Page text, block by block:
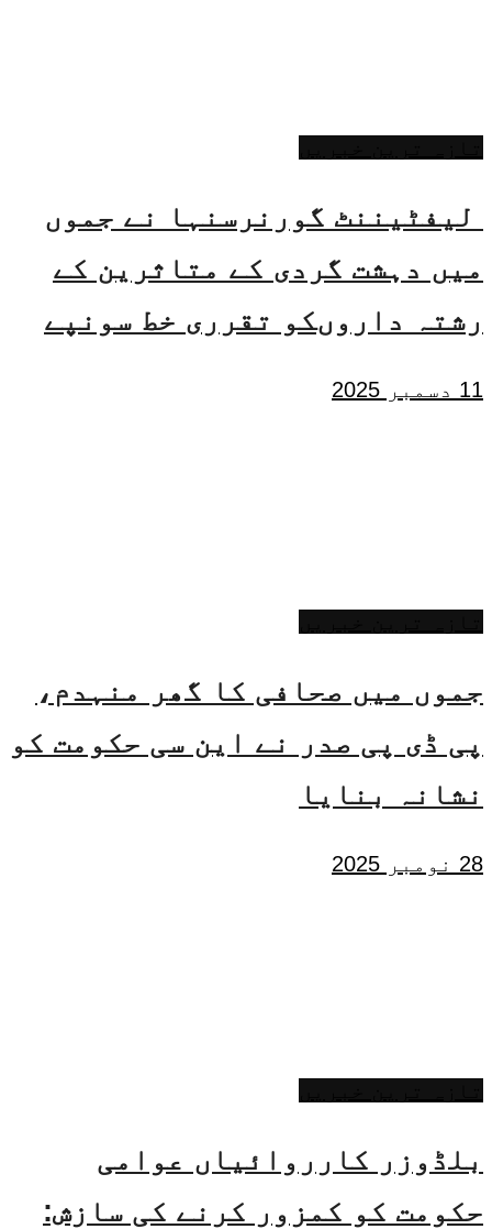
لیفٹیننٹ گورنرسنہا نے جموں
میں دہشت گردی کے متاثرین کے
رشتہ داروںکو تقرری خط سونپے
11 دسمبر 2025
جموں میں صحافی کا گھر منہدم،
پی ڈی پی صدر نے این سی حکومت کو
نشانہ بنایا
28 نومبر 2025
بلڈوزر کارروائیاں عوامی
حکومت کو کمزور کرنے کی سازش: